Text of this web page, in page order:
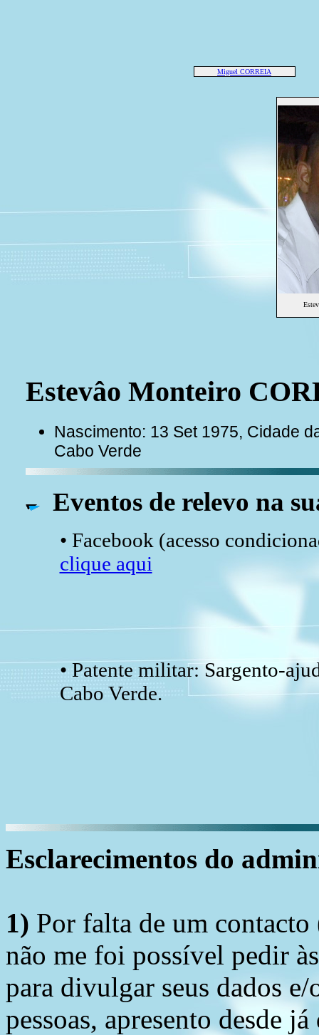
Miguel CORREIA
Estevâo Monteiro
Nascimento: 13 Set 1975, Cidade
Cabo Verde
Eventos de relevo na
• Facebook (acesso
clique aqui
• Patente militar: Sargento-
Cabo Verde.
Esclarecimentos do
1) Por falta de um
não me foi possível pedir
para divulgar seus dados
pessoas, apresento desde